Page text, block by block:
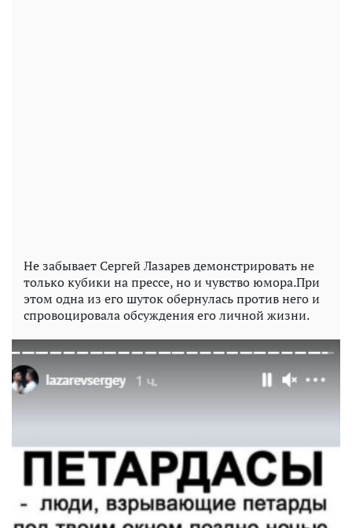
Не забывает Сергей Лазарев демонстрировать не
только кубики на прессе, но и чувство юмора.При
этом одна из его шуток обернулась против него и
спровоцировала обсуждения его личной жизни.